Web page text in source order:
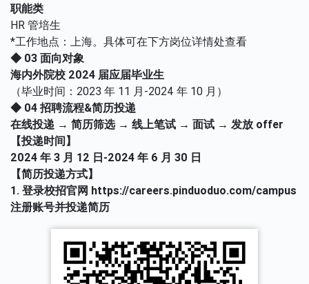
职能类
HR 管培生
*工作地点：上海。具体可在下方岗位详情处查看
◆ 03 面向对象
海内外院校 2024 届应届毕业生
（毕业时间：2023 年 11 月-2024 年 10 月）
◆ 04 招聘流程&简历投递
在线投递 → 简历筛选 → 线上笔试 → 面试 → 发放 offer
【投递时间】
2024 年 3 月 12 日-2024 年 6 月 30 日
【简历投递方式】
1. 登录校招官网 https://careers.pinduoduo.com/campus
注册账号并投递简历